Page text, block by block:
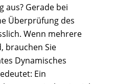
aus? Gerade bei
Überprüfung des
Wenn mehrere
brauchen Sie
Dynamisches
Ein